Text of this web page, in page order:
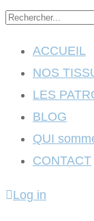
ACCUEIL
NOS
LES
BLOG
QUI
CONTACT
Log in